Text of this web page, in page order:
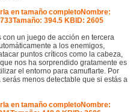
con un juego de acción en tercera
a los enemigos,
puntos críticos como la cabeza,
nos ha sorprendido gratamente es
el entorno para camuflarte. Por
menos detectable que si estás a